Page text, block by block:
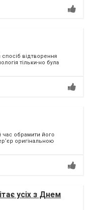
відтворення
тільки-но була
час обрамити його
оригінальною
усіх з Днем